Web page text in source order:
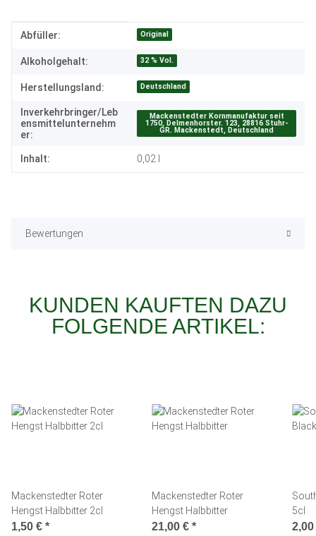
Produkteigenschaft
Wert
Abfüller: Original
Alkoholgehalt: 32 % Vol.
Herstellungsland: Deutschland
Inverkehrbringer/Leb
ensmittelunternehm
er:
Mackenstedter Kornmanufaktur seit
1750, Delmenhorster. 123, 28816 Stuhr-
GR. Mackenstedt, Deutschland
Inhalt: 0,02 l
Bewertungen
KUNDEN KAUFTEN DAZU
FOLGENDE ARTIKEL:
Mackenstedter Roter
Hengst Halbbitter 2cl
1,50 € *
Mackenstedter Roter
Hengst Halbbitter
21,00 € *
5cl